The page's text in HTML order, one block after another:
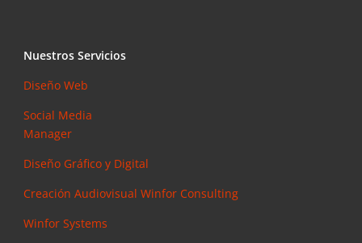
Nuestros Servicios
Diseño Web
Social Media
Manager
Diseño Gráfico y Digital
Creación AudiovisualWinfor Consulting
Winfor Systems